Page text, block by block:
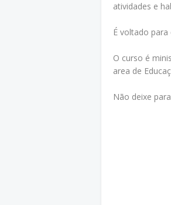
atividades e
É voltado
O curso é
area de
Não deixe